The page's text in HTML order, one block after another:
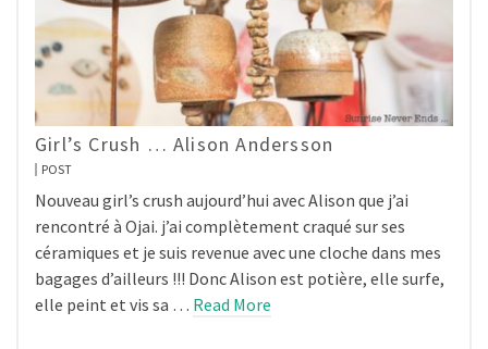
Girl’s Crush … Alison Andersson
POST
Nouveau girl’s crush aujourd’hui avec Alison que j’ai
rencontré à Ojai. j’ai complètement craqué sur ses
céramiques et je suis revenue avec une cloche dans mes
bagages d’ailleurs !!! Donc Alison est potière, elle surfe,
elle peint et vis sa … Read More